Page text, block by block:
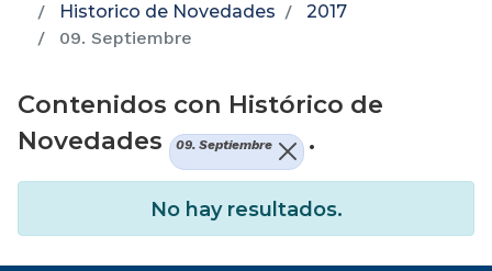
Historico de Novedades
2017
09. Septiembre
Contenidos con Histórico de
Novedades
09. Septiembre .
No hay resultados.